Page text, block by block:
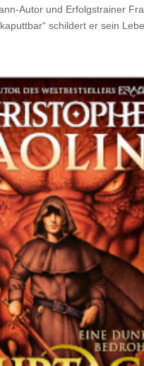
Autor und Erfolgstrainer
schildert er sein